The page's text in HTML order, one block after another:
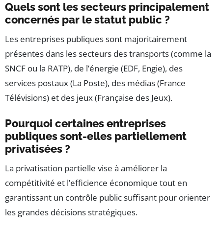
Quels sont les secteurs principalement
concernés par le statut public ?
Les entreprises publiques sont majoritairement
présentes dans les secteurs des transports (comme la
SNCF ou la RATP), de l’énergie (EDF, Engie), des
services postaux (La Poste), des médias (France
Télévisions) et des jeux (Française des Jeux).
Pourquoi certaines entreprises
publiques sont-elles partiellement
privatisées ?
La privatisation partielle vise à améliorer la
compétitivité et l’efficience économique tout en
garantissant un contrôle public suffisant pour orienter
les grandes décisions stratégiques.